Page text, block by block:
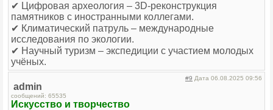
✔ Цифровая археология – 3D-реконструкция
памятников с иностранными коллегами.
✔ Климатический патруль – международные
исследования по экологии.
✔ Научный туризм – экспедиции с участием молодых
учёных.
#9 Дата 06.08.2025 09:56
admin
сообщений: 65535
Искусство и творчество